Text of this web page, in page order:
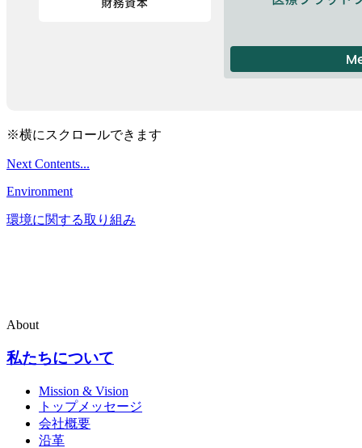
※横にスクロールできます
Next Contents...
Environment
環境に関する取り組み
About
私たちについて
Mission & Vision
トップメッセージ
会社概要
沿革